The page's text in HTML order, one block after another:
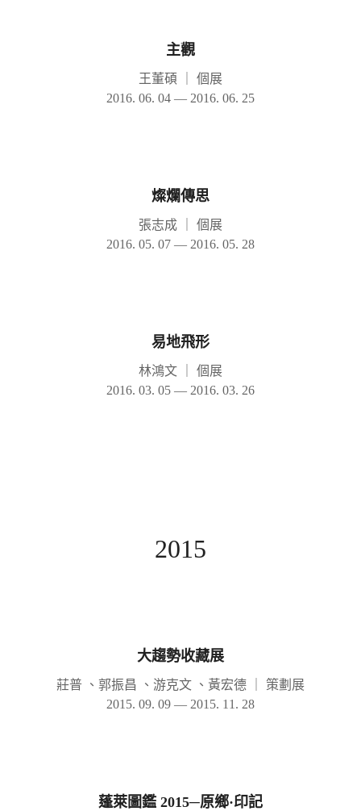
主觀
王董碩
個展
2016. 06. 04 — 2016. 06. 25
燦爛傳思
張志成
個展
2016. 05. 07 — 2016. 05. 28
易地飛形
林鴻文
個展
2016. 03. 05 — 2016. 03. 26
2015
大趨勢收藏展
莊普 、郭振昌 、游克文 、黃宏德
策劃展
2015. 09. 09 — 2015. 11. 28
蓬萊圖鑑 2015─原鄉·印記